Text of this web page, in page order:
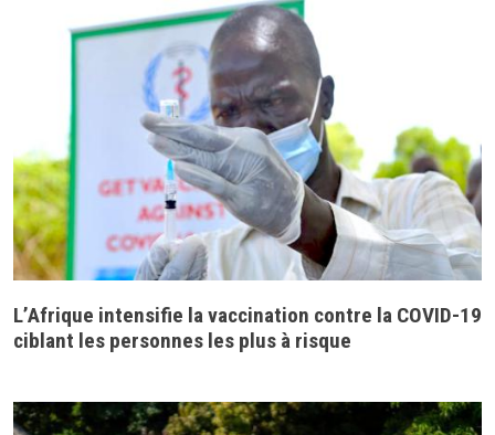
L’Afrique intensifie la vaccination contre la COVID-19
ciblant les personnes les plus à risque